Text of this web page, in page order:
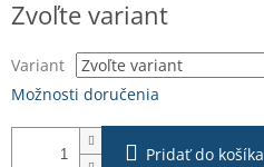
cena:
Zvoľte variant
Variant
Možnosti doručenia
Pridať do košíka